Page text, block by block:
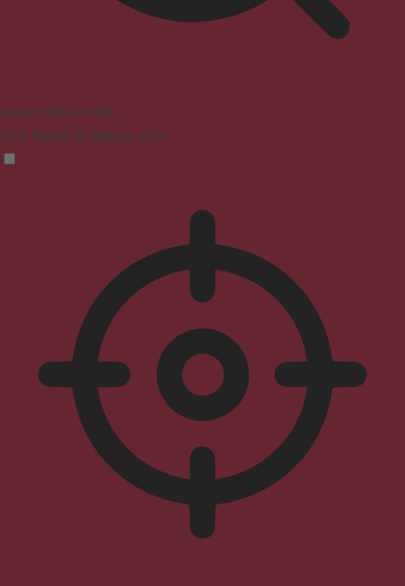
Seizure Safe Profile
Clear flashes & reduces color